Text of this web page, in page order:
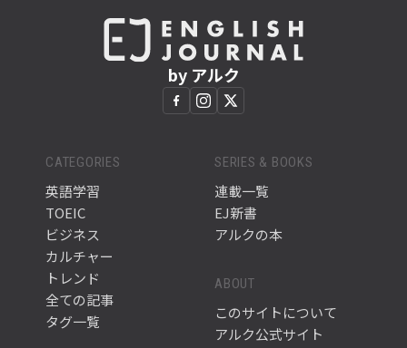
by アルク
CATEGORIES
英語学習
TOEIC
ビジネス
カルチャー
トレンド
全ての記事
タグ一覧
SERIES & BOOKS
連載一覧
EJ新書
アルクの本
ABOUT
このサイトについて
アルク公式サイト